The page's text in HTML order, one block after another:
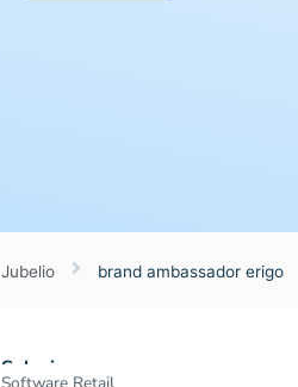
Jubelio brand ambassador erigo
Solusi